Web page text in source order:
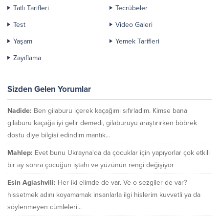
Tatlı Tarifleri
Tecrübeler
Test
Video Galeri
Yaşam
Yemek Tarifleri
Zayıflama
Sizden Gelen Yorumlar
Nadide: Ben gilaburu içerek kaçağımı sıfırladım. Kimse bana
gilaburu kaçağa iyi gelir demedi, gilaburuyu araştırırken böbrek
dostu diye bilgisi edindim mantık...
Mahlep: Evet bunu Ukrayna'da da çocuklar için yapıyorlar çok etkili
bir ay sonra çocuğun iştahı ve yüzünün rengi değişiyor
Esin Agiashvili: Her iki elimde de var. Ve o sezgiler de var?
hissetmek adını koyamamak insanlarla ilgi hislerim kuvvetli ya da
söylenmeyen cümleleri...